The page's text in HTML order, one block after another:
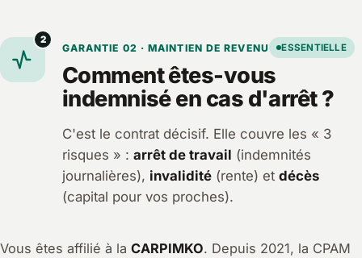
2
GARANTIE 02 · MAINTIEN DE REVENU ESSENTIELLE
Comment êtes-vous
indemnisé en cas d'arrêt ?
C'est le contrat décisif. Elle couvre les « 3
risques » : arrêt de travail (indemnités
journalières), invalidité(rente) et décès
(capital pour vos proches).
Vous êtes affilié à la CARPIMKO. Depuis 2021, la CPAM